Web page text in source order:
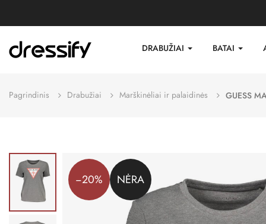
DRABUŽIAI BATAI
Pagrindinis Drabužiai Marškinėliai ir palaidinės GUESS
−20% NĖRA